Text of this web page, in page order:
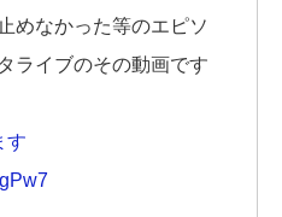
めなかった等のエピソ
ライブのその動画です
す